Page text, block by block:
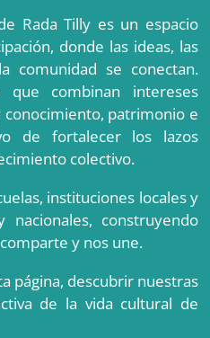
Rada Tilly es un espacio
donde las ideas, las
comunidad se conectan.
que combinan intereses
patrimonio e
de fortalecer los lazos
colectivo.
instituciones locales y
nacionales, construyendo
y nos une.
página, descubrir nuestras
de la vida cultural de